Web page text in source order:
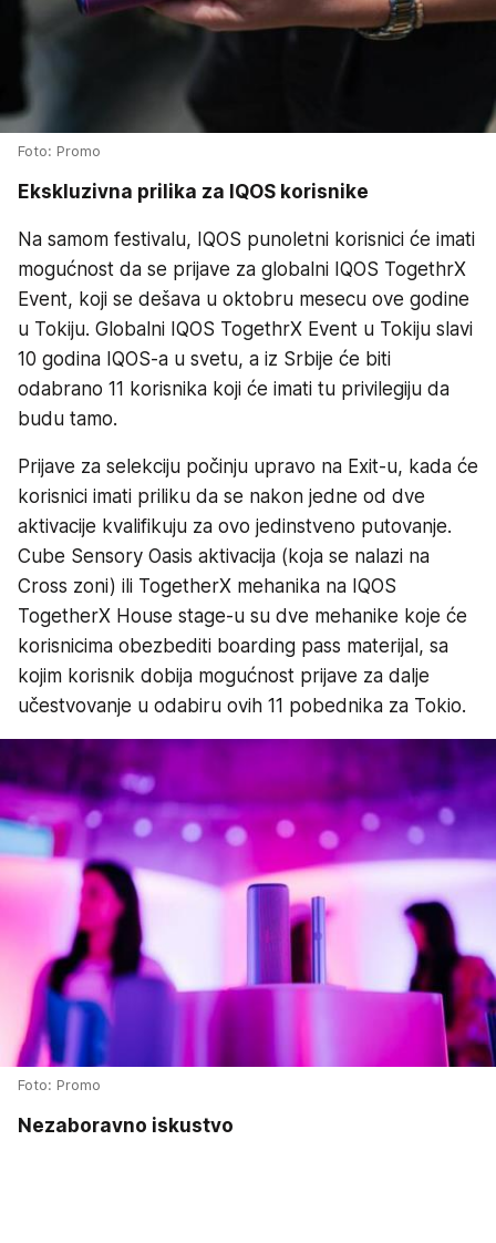
Foto: Promo
Ekskluzivna prilika za IQOS korisnike
Na samom festivalu, IQOS punoletni korisnici će imati
mogućnost da se prijave za globalni IQOS TogethrX
Event, koji se dešava u oktobru mesecu ove godine
u Tokiju. Globalni IQOS TogethrX Event u Tokiju slavi
10 godina IQOS-a u svetu, a iz Srbije će biti
odabrano 11 korisnika koji će imati tu privilegiju da
budu tamo.
Prijave za selekciju počinju upravo na Exit-u, kada će
korisnici imati priliku da se nakon jedne od dve
aktivacije kvalifikuju za ovo jedinstveno putovanje.
Cube Sensory Oasis aktivacija (koja se nalazi na
Cross zoni) ili TogetherX mehanika na IQOS
TogetherX House stage-u su dve mehanike koje će
korisnicima obezbediti boarding pass materijal, sa
kojim korisnik dobija mogućnost prijave za dalje
učestvovanje u odabiru ovih 11 pobednika za Tokio.
Foto: Promo
Nezaboravno iskustvo